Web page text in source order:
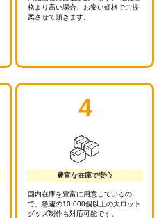
格より高い場合、お安い価格でご提
案させて頂きます。
4
豊富な在庫で安心
国内在庫を豊富に用意しているの
で、急遽の10,000個以上の大ロット
グッズ制作も対応可能です。